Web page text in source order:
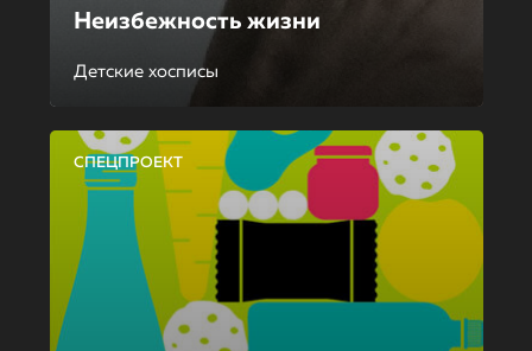
Неизбежность жизни
Детские хосписы
СПЕЦПРОЕКТ